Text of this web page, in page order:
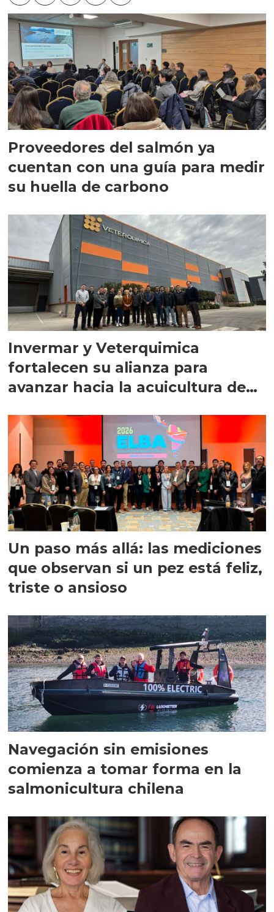
Proveedores del salmón ya
cuentan con una guía para medir
su huella de carbono
Invermar y Veterquimica
fortalecen su alianza para
avanzar hacia la acuicultura de
Un paso más allá: las mediciones
que observan si un pez está feliz,
triste o ansioso
Navegación sin emisiones
comienza a tomar forma en la
salmonicultura chilena